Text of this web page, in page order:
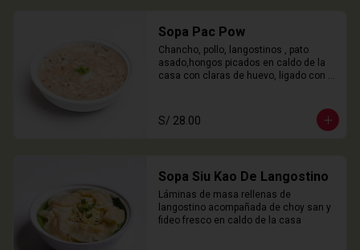
Sopa Pac Pow
Chancho, pollo, langostinos , pato
asado,hongos picados en caldo de la
casa con claras de huevo, ligado con
S/ 28.00
Sopa Siu Kao De Langostino
Láminas de masa rellenas de
langostino acompañada de choy san y
fideo fresco en caldo de la casa